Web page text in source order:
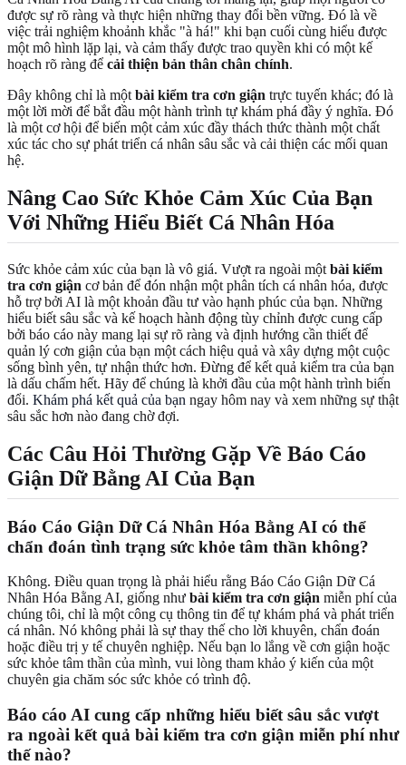
được sự rõ ràng và thực hiện những thay đổi bền vững. Đó là về
việc trải nghiệm khoảnh khắc "à há!" khi bạn cuối cùng hiểu được
một mô hình lặp lại, và cảm thấy được trao quyền khi có một kế
hoạch rõ ràng để cải thiện bản thân chân chính.
Đây không chỉ là một bài kiểm tra cơn giận trực tuyến khác; đó là
một lời mời để bắt đầu một hành trình tự khám phá đầy ý nghĩa. Đó
là một cơ hội để biến một cảm xúc đầy thách thức thành một chất
xúc tác cho sự phát triển cá nhân sâu sắc và cải thiện các mối quan
hệ.
Nâng Cao Sức Khỏe Cảm Xúc Của Bạn
Với Những Hiểu Biết Cá Nhân Hóa
Sức khỏe cảm xúc của bạn là vô giá. Vượt ra ngoài một bài kiểm
tra cơn giận cơ bản để đón nhận một phân tích cá nhân hóa, được
hỗ trợ bởi AI là một khoản đầu tư vào hạnh phúc của bạn. Những
hiểu biết sâu sắc và kế hoạch hành động tùy chỉnh được cung cấp
bởi báo cáo này mang lại sự rõ ràng và định hướng cần thiết để
quản lý cơn giận của bạn một cách hiệu quả và xây dựng một cuộc
sống bình yên, tự nhận thức hơn. Đừng để kết quả kiểm tra của bạn
là dấu chấm hết. Hãy để chúng là khởi đầu của một hành trình biến
đổi. Khám phá kết quả của bạn ngay hôm nay và xem những sự thật
sâu sắc hơn nào đang chờ đợi.
Các Câu Hỏi Thường Gặp Về Báo Cáo
Giận Dữ Bằng AI Của Bạn
Báo Cáo Giận Dữ Cá Nhân Hóa Bằng AI có thể
chẩn đoán tình trạng sức khỏe tâm thần không?
Không. Điều quan trọng là phải hiểu rằng Báo Cáo Giận Dữ Cá
Nhân Hóa Bằng AI, giống như bài kiểm tra cơn giận miễn phí của
chúng tôi, chỉ là một công cụ thông tin để tự khám phá và phát triển
cá nhân. Nó không phải là sự thay thế cho lời khuyên, chẩn đoán
hoặc điều trị y tế chuyên nghiệp. Nếu bạn lo lắng về cơn giận hoặc
sức khỏe tâm thần của mình, vui lòng tham khảo ý kiến của một
chuyên gia chăm sóc sức khỏe có trình độ.
Báo cáo AI cung cấp những hiểu biết sâu sắc vượt
ra ngoài kết quả bài kiểm tra cơn giận miễn phí như
thế nào?